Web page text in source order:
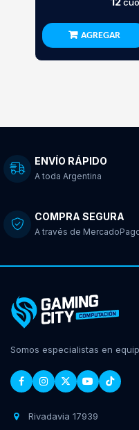
AGREGAR
ENVÍO RÁPIDO
A toda Argentina
COMPRA SEGURA
A través de
Somos especialistas en
Rivadavia 17939